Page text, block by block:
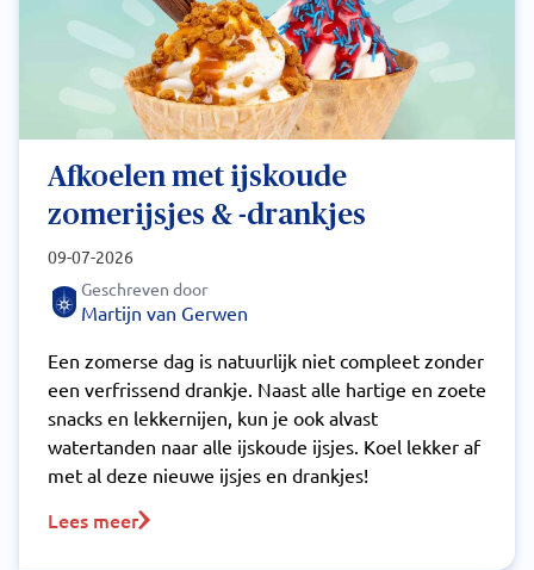
Afkoelen met ijskoude
zomerijsjes & -drankjes
09-07-2026
Geschreven door
Martijn van Gerwen
Een zomerse dag is natuurlijk niet compleet zonder
een verfrissend drankje. Naast alle hartige en zoete
snacks en lekkernijen, kun je ook alvast
watertanden naar alle ijskoude ijsjes. Koel lekker af
met al deze nieuwe ijsjes en drankjes!
Lees meer